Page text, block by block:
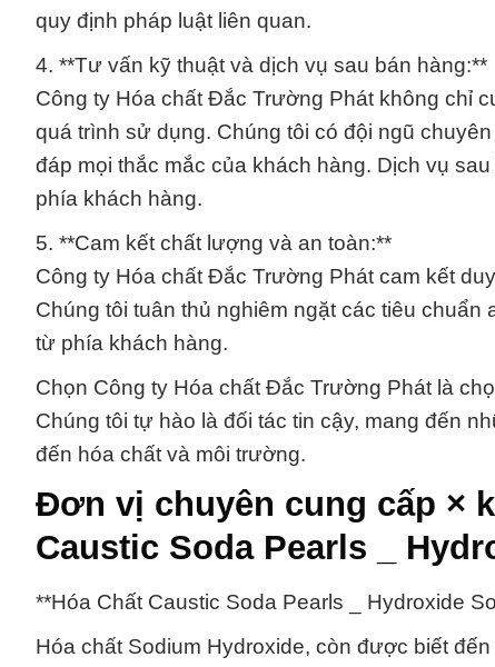
quy định pháp luật liên quan.
4. **Tư vấn kỹ thuật và dịch vụ sau bán hàng:**
Công ty Hóa chất Đắc Trường Phát không chỉ
quá trình sử dụng. Chúng tôi có đội ngũ
đáp mọi thắc mắc của khách hàng. Dịch vụ
phía khách hàng.
5. **Cam kết chất lượng và an toàn:**
Công ty Hóa chất Đắc Trường Phát cam kết
Chúng tôi tuân thủ nghiêm ngặt các tiêu
từ phía khách hàng.
Chọn Công ty Hóa chất Đắc Trường Phát là
Chúng tôi tự hào là đối tác tin cậy, mang đến
đến hóa chất và môi trường.
Đơn vị chuyên cung cấp ×
Caustic Soda Pearls _
**Hóa Chất Caustic Soda Pearls _ Hydroxide
Hóa chất Sodium Hydroxide, còn được biết